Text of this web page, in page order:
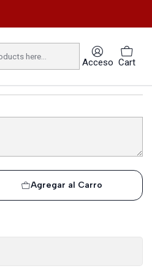
Acceso Cart
Plus 7
Agregar al Carro